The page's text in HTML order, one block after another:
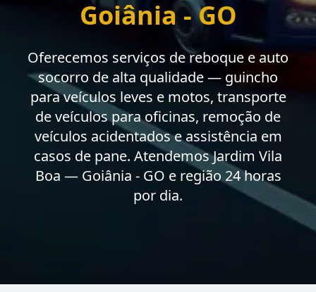
Goiânia - GO
Oferecemos serviços de reboque e auto
socorro de alta qualidade — guincho
para veículos leves e motos, transporte
de veículos para oficinas, remoção de
veículos acidentados e assistência em
casos de pane. Atendemos Jardim Vila
Boa — Goiânia - GO e região 24 horas
por dia.